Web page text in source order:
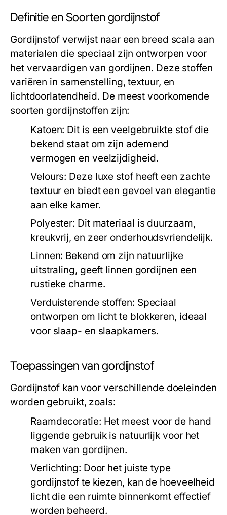
Definitie en Soorten gordijnstof
Gordijnstof verwijst naar een breed scala aan
materialen die speciaal zijn ontworpen voor
het vervaardigen van gordijnen. Deze stoffen
variëren in samenstelling, textuur, en
lichtdoorlatendheid. De meest voorkomende
soorten gordijnstoffen zijn:
Katoen: Dit is een veelgebruikte stof die
bekend staat om zijn ademend
vermogen en veelzijdigheid.
Velours: Deze luxe stof heeft een zachte
textuur en biedt een gevoel van elegantie
aan elke kamer.
Polyester: Dit materiaal is duurzaam,
kreukvrij, en zeer onderhoudsvriendelijk.
Linnen: Bekend om zijn natuurlijke
uitstraling, geeft linnen gordijnen een
rustieke charme.
Verduisterende stoffen: Speciaal
ontworpen om licht te blokkeren, ideaal
voor slaap- en slaapkamers.
Toepassingen van gordijnstof
Gordijnstof kan voor verschillende doeleinden
worden gebruikt, zoals:
Raamdecoratie: Het meest voor de hand
liggende gebruik is natuurlijk voor het
maken van gordijnen.
Verlichting: Door het juiste type
gordijnstof te kiezen, kan de hoeveelheid
licht die een ruimte binnenkomt effectief
worden beheerd.